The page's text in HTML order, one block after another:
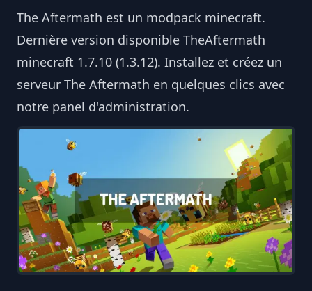
The Aftermath est un modpack minecraft.
Dernière version disponible TheAftermath
minecraft 1.7.10 (1.3.12). Installez et créez un
serveur The Aftermath en quelques clics avec
notre panel d'administration.